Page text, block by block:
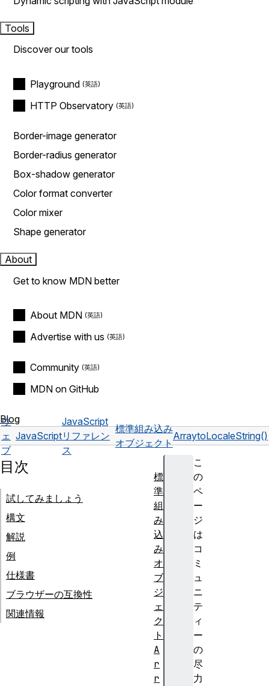
Tools
Discover our tools
Playground
HTTP Observatory
Border-image generator
Border-radius generator
Box-shadow generator
Color format converter
Color mixer
Shape generator
About
Get to know MDN better
About MDN
Advertise with us
Community
MDN on GitHub
Blog
ウ
ェ
ブ
JavaScript
JavaScript
リファレン
ス
標準組み込み
オブジェクト
ArraytoLocaleString()
こ
の
ペ
ー
ジ
は
コ
ミ
ュ
ニ
テ
ィ
ー
の
尽
力
目次
試してみましょう
構文
解説
例
仕様書
ブラウザーの互換性
関連情報
標
準
組
み
込
み
オ
ブ
ジ
ェ
ク
ト
A
r
r